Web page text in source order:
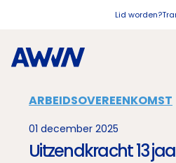
Lid worden?
ARBEIDSOVEREENKOMST
01 december 2025
Uitzendkracht 13